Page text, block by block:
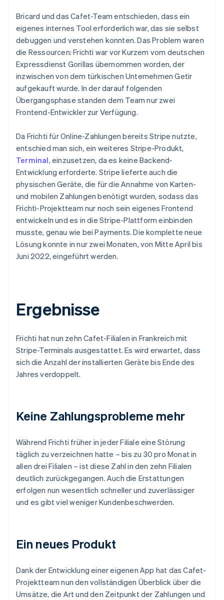
Bricard und das Cafet-Team entschieden, dass ein
eigenes internes Tool erforderlich war, das sie selbst
debuggen und verstehen konnten. Das Problem waren
die Ressourcen: Frichti war vor Kurzem vom deutschen
Expressdienst Gorillas übernommen worden, der
inzwischen von dem türkischen Unternehmen Getir
aufgekauft wurde. In der darauf folgenden
Übergangsphase standen dem Team nur zwei
Frontend-Entwickler zur Verfügung.
Da Frichti für Online-Zahlungen bereits Stripe nutzte,
entschied man sich, ein weiteres Stripe-Produkt,
Terminal, einzusetzen, da es keine Backend-
Entwicklung erforderte. Stripe lieferte auch die
physischen Geräte, die für die Annahme von Karten-
und mobilen Zahlungen benötigt wurden, sodass das
Frichti-Projektteam nur noch sein eigenes Frontend
entwickeln und es in die Stripe-Plattform einbinden
musste, genau wie bei Payments. Die komplette neue
Lösung konnte in nur zwei Monaten, von Mitte April bis
Juni 2022, eingeführt werden.
Ergebnisse
Frichti hat nun zehn Cafet-Filialen in Frankreich mit
Stripe-Terminals ausgestattet. Es wird erwartet, dass
sich die Anzahl der installierten Geräte bis Ende des
Jahres verdoppelt.
Keine Zahlungsprobleme mehr
Während Frichti früher in jeder Filiale eine Störung
täglich zu verzeichnen hatte – bis zu 30 pro Monat in
allen drei Filialen – ist diese Zahl in den zehn Filialen
deutlich zurückgegangen. Auch die Erstattungen
erfolgen nun wesentlich schneller und zuverlässiger
und es gibt viel weniger Kundenbeschwerden.
Ein neues Produkt
Dank der Entwicklung einer eigenen App hat das Cafet-
Projektteam nun den vollständigen Überblick über die
Umsätze, die Art und den Zeitpunkt der Zahlungen und